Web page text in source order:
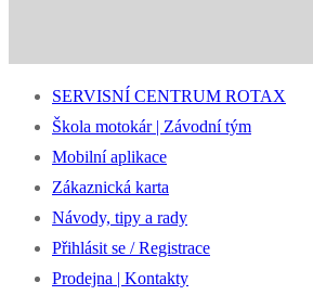
SERVISNÍ CENTRUM ROTAX
Škola motokár | Závodní tým
Mobilní aplikace
Zákaznická karta
Návody, tipy a rady
Přihlásit se / Registrace
Prodejna | Kontakty